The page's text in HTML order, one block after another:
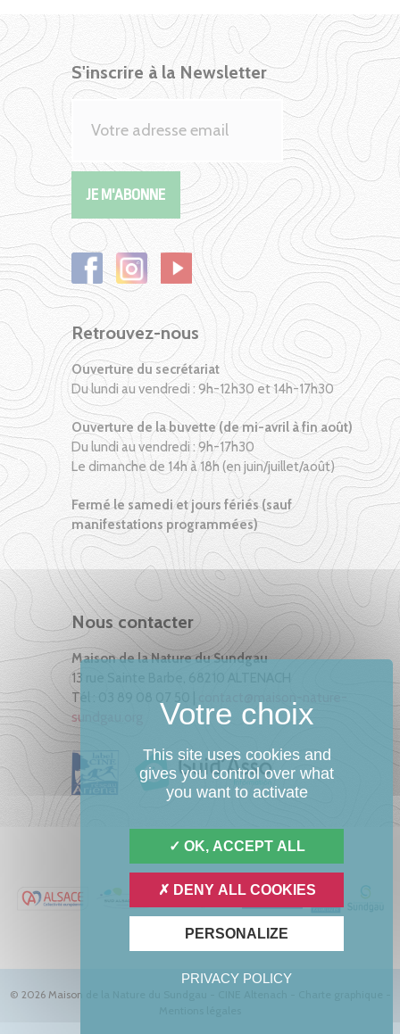
S'inscrire à la Newsletter
Retrouvez-nous
Ouverture du secrétariat
Du lundi au vendredi : 9h-12h30 et 14h-17h30
Ouverture de la buvette (de mi-avril à fin août)
Du lundi au vendredi : 9h-17h30
Le dimanche de 14h à 18h (en juin/juillet/août)
Fermé le samedi et jours fériés (sauf
manifestations programmées)
Nous contacter
Maison de la Nature du Sundgau
13 rue Sainte Barbe, 68210 ALTENACH
Tél : 03 89 08 07 50 |
sundgau.org
© 2026 Maison de la Nature du Sundgau - CINE Altenach -
This site uses cookies and
gives you control over what
you want to activate
OK, ACCEPT ALL
DENY ALL COOKIES
PERSONALIZE
PRIVACY POLICY